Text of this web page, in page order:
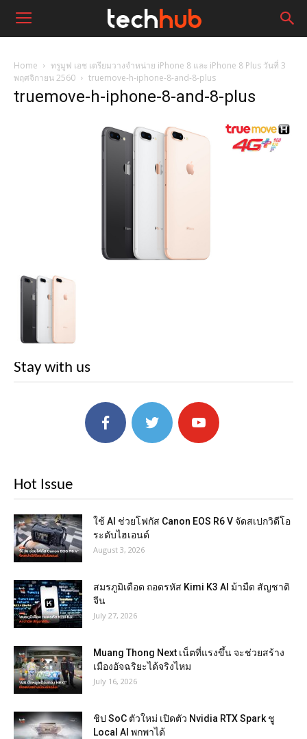
Home
ทรูมูฟ เอช เตรียมวางจำหน่าย iPhone 8 และ iPhone 8 Plus วันที่ 3
พฤศจิกายน 2560
truemove-h-iphone-8-and-8-plus
truemove-h-iphone-8-and-8-plus
Stay with us
Hot Issue
ใช้ AI ช่วยโฟกัส Canon EOS R6 V จัดสเปกวิดีโอ
ระดับไฮเอนด์
August 3, 2026
สมรภูมิเดือด ถอดรหัส Kimi K3 AI ม้ามืด สัญชาติ
จีน
July 27, 2026
Muang Thong Next เน็ตที่แรงขึ้น จะช่วยสร้าง
เมืองอัจฉริยะได้จริงไหม
July 16, 2026
ชิป SoC ตัวใหม่ เปิดตัว Nvidia RTX Spark ชู
Local AI พกพาได้